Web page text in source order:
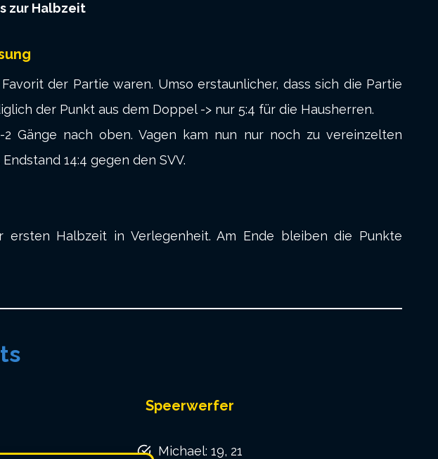
zur Halbzeit
der Partie waren. Umso erstaunlicher, dass sich die Partie
der Punkt aus dem Doppel -> nur 5:4 für die Hausherren.
Gänge nach oben. Vagen kam nun nur noch zu vereinzelten
14:4 gegen den SVV.
Halbzeit in Verlegenheit. Am Ende bleiben die Punkte
Speerwerfer
Michael: 19, 21